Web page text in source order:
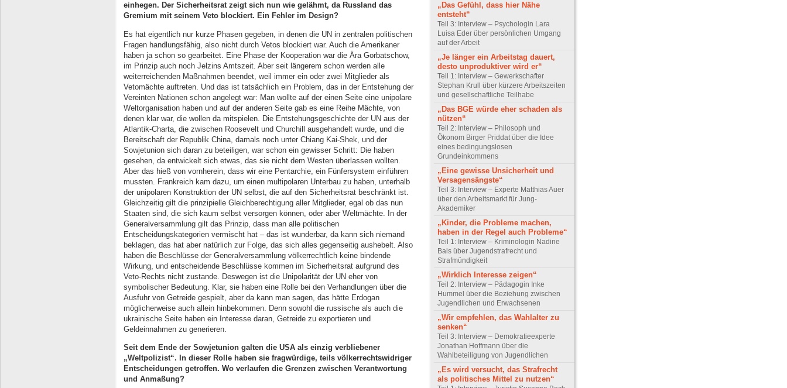
einhegen. Der Sicherheitsrat zeigt sich nun wie gelähmt, da Russland das
Gremium mit seinem Veto blockiert. Ein Fehler im Design?
Es hat eigentlich nur kurze Phasen gegeben, in denen die UN in zentralen politischen
Fragen handlungsfähig, also nicht durch Vetos blockiert war. Auch die Amerikaner
haben ja schon so gearbeitet. Eine Phase der Kooperation war die Ära Gorbatschow,
im Prinzip auch noch Jelzins Amtszeit. Aber seit längerem schon werden alle
weiterreichenden Maßnahmen beendet, weil immer ein oder zwei Mitglieder als
Vetomächte auftreten. Und das ist tatsächlich ein Problem, das in der Entstehung der
Vereinten Nationen schon angelegt war: Man wollte auf der einen Seite eine unipolare
Weltorganisation haben und auf der anderen Seite gab es eine Reihe Mächte, von
denen klar war, die wollen da mitspielen. Die Entstehungsgeschichte der UN aus der
Atlantik-Charta, die zwischen Roosevelt und Churchill ausgehandelt wurde, und die
Bereitschaft der Republik China, damals noch unter Chiang Kai-Shek, und der
Sowjetunion sich daran zu beteiligen, war schon ein gewisser Schritt: Die haben
gesehen, da entwickelt sich etwas, das sie nicht dem Westen überlassen wollten.
Aber das hieß von vornherein, dass wir eine Pentarchie, ein Fünfersystem einführen
mussten. Frankreich kam dazu, um einen multipolaren Unterbau zu haben, unterhalb
der unipolaren Konstruktion der UN selbst, die auf den Sicherheitsrat beschränkt ist.
Gleichzeitig gilt die prinzipielle Gleichberechtigung aller Mitglieder, egal ob das nun
Staaten sind, die sich kaum selbst versorgen können, oder aber Weltmächte. In der
Generalversammlung gilt das Prinzip, dass man alle politischen
Entscheidungskategorien vermischt hat – das ist wunderbar, da kann sich niemand
beklagen, das hat aber natürlich zur Folge, das sich alles gegenseitig aushebelt. Also
haben die Beschlüsse der Generalversammlung völkerrechtlich keine bindende
Wirkung, und entscheidende Beschlüsse kommen im Sicherheitsrat aufgrund des
Veto-Rechts nicht zustande. Deswegen ist die Unipolarität der UN eher von
symbolischer Bedeutung. Klar, sie haben eine Rolle bei den Verhandlungen über die
Ausfuhr von Getreide gespielt, aber da kann man sagen, das hätte Erdogan
möglicherweise auch allein hinbekommen. Denn sowohl die russische als auch die
ukrainische Seite haben ein Interesse daran, Getreide zu exportieren und
Geldeinnahmen zu generieren.
Seit dem Ende der Sowjetunion galten die USA als einzig verbliebener
„Weltpolizist“. In dieser Rolle haben sie fragwürdige, teils völkerrechtswidriger
Entscheidungen getroffen. Wo verlaufen die Grenzen zwischen Verantwortung
und Anmaßung?
„Das Gefühl, dass hier Nähe
entsteht“
Teil 3: Interview – Psychologin Lara
Luisa Eder über persönlichen Umgang
auf der Arbeit
„Je länger ein Arbeitstag dauert,
desto unproduktiver wird er“
Teil 1: Interview – Gewerkschafter
Stephan Krull über kürzere Arbeitszeiten
und gesellschaftliche Teilhabe
„Das BGE würde eher schaden als
nützen“
Teil 2: Interview – Philosoph und
Ökonom Birger Priddat über die Idee
eines bedingungslosen
Grundeinkommens
„Eine gewisse Unsicherheit und
Versagensängste“
Teil 3: Interview – Experte Matthias Auer
über den Arbeitsmarkt für Jung-
Akademiker
„Kinder, die Probleme machen,
haben in der Regel auch Probleme“
Teil 1: Interview – Kriminologin Nadine
Bals über Jugendstrafrecht und
Strafmündigkeit
„Wirklich Interesse zeigen“
Teil 2: Interview – Pädagogin Inke
Hummel über die Beziehung zwischen
Jugendlichen und Erwachsenen
„Wir empfehlen, das Wahlalter zu
senken“
Teil 3: Interview – Demokratieexperte
Jonathan Hoffmann über die
Wahlbeteiligung von Jugendlichen
„Es wird versucht, das Strafrecht
als politisches Mittel zu nutzen“